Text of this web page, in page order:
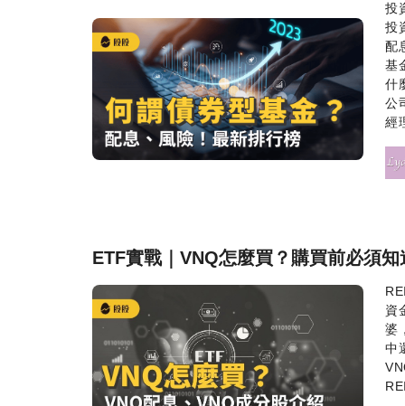
投
投
配
基
什
公
經
ETF實戰｜VNQ怎麼買？購買前必須
資
婆
中